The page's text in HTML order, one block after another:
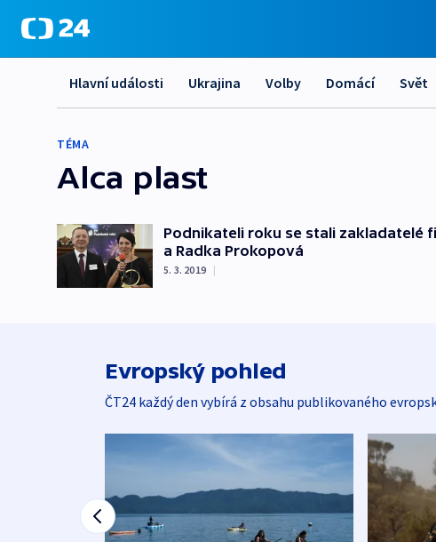
Hlavní události Ukrajina Volby Domácí Svět
TÉMA
Alca plast
Podnikateli roku se stali zakladatelé
a Radka Prokopová
5. 3. 2019 |
Evropský pohled
ČT24 každý den vybírá z obsahu publikovaného